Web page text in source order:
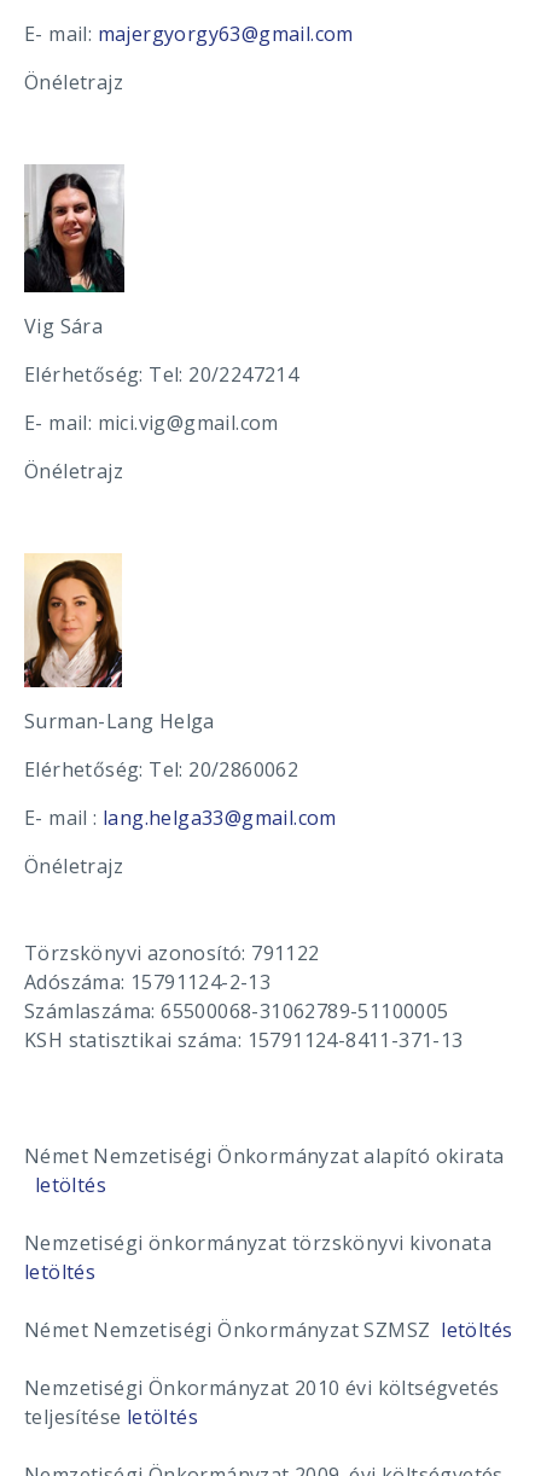
E- mail: majergyorgy63@gmail.com
Önéletrajz
Vig Sára
Elérhetőség: Tel: 20/2247214
E- mail: mici.vig@gmail.com
Önéletrajz
Surman-Lang Helga
Elérhetőség: Tel: 20/2860062
E- mail : lang.helga33@gmail.com
Önéletrajz
Törzskönyvi azonosító: 791122
Adószáma: 15791124-2-13
Számlaszáma: 65500068-31062789-51100005
KSH statisztikai száma: 15791124-8411-371-13
Német Nemzetiségi Önkormányzat alapító okirata
letöltés
Nemzetiségi önkormányzat törzskönyvi kivonata
letöltés
Német Nemzetiségi Önkormányzat SZMSZ letöltés
Nemzetiségi Önkormányzat 2010 évi költségvetés
teljesítése letöltés